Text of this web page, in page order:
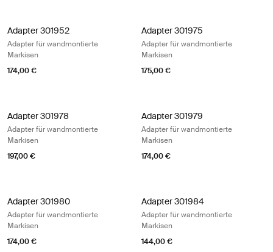
Adapter 301952
Adapter für wandmontierte
Markisen
174,00 €
Adapter 301975
Adapter für wandmontierte
Markisen
175,00 €
Adapter 301978
Adapter für wandmontierte
Markisen
197,00 €
Adapter 301979
Adapter für wandmontierte
Markisen
174,00 €
Adapter 301980
Adapter für wandmontierte
Markisen
174,00 €
Adapter 301984
Adapter für wandmontierte
Markisen
144,00 €